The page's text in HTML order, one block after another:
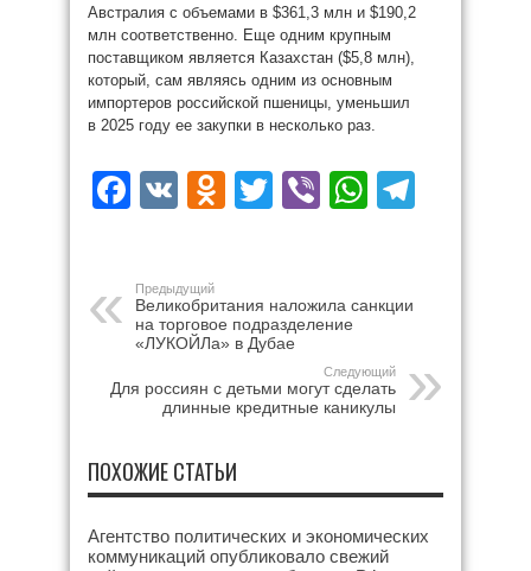
Австралия с объемами в $361,3 млн и $190,2
млн соответственно. Еще одним крупным
поставщиком является Казахстан ($5,8 млн),
который, сам являясь одним из основным
импортеров российской пшеницы, уменьшил
в 2025 году ее закупки в несколько раз.
Facebook
VK Odnoklassniki
Twitter
Viber
Предыдущий
Великобритания наложила санкции
на торговое подразделение
«ЛУКОЙЛа» в Дубае
Следующий
Для россиян с детьми могут сделать
длинные кредитные каникулы
ПОХОЖИЕ СТАТЬИ
Агентство политических и экономических
коммуникаций опубликовало свежий